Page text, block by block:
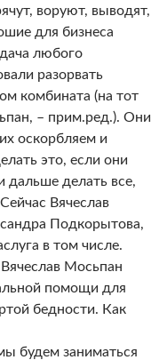
воруют, выводят,
для бизнеса
любого
разорвать
комбината (на тот
– прим.ред.). Они
оскорбляем и
это, если они
дальше делать все,
Вячеслав
Подкорытова,
в том числе.
Мосьпан
помощи для
бедности. Как
будем заниматься